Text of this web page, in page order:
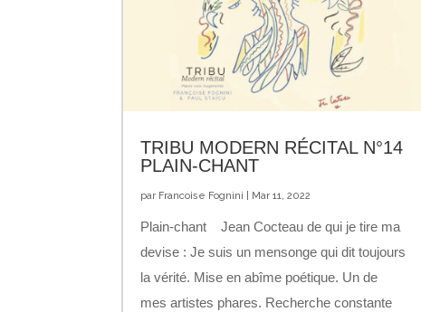
TRIBU MODERN RÉCITAL N°14
PLAIN-CHANT
par Francoise Fognini Mar 11, 2022
Plain-chant Jean Cocteau de qui je tire ma
devise : Je suis un mensonge qui dit toujours
la vérité. Mise en abîme poétique. Un de
mes artistes phares. Recherche constante